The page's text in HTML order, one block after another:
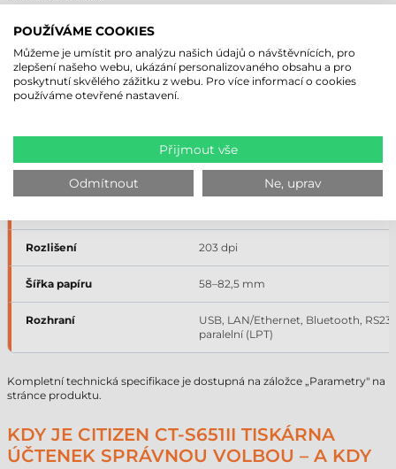
CITIZEN CT-S651II – HLAVNÍ TECHNICKÉ
PARAMETRY
Technický parametr
Provedení stolní
Technologie tisku
Rozlišení 203 dpi
Šířka papíru 58–82,5 mm
Rozhraní
USB, LAN/Ethernet, Bluetooth,
paralelní (LPT)
Kompletní technická specifikace je dostupná na záložce „Parametry" na
stránce produktu.
KDY JE CITIZEN CT-S651II TISKÁRNA
ÚČTENEK SPRÁVNOU VOLBOU – A KDY
POUŽÍVÁME COOKIES
Můžeme je umístit pro analýzu našich údajů o návštěvnících, pro
zlepšení našeho webu, ukázání personalizovaného obsahu a pro
poskytnutí skvělého zážitku z webu. Pro více informací o cookies
používáme otevřené nastavení.
Přijmout vše
Odmítnout Ne, uprav